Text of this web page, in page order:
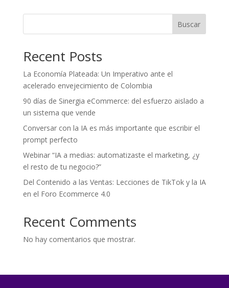
Buscar
Recent Posts
La Economía Plateada: Un Imperativo ante el
acelerado envejecimiento de Colombia
90 días de Sinergia eCommerce: del esfuerzo aislado a
un sistema que vende
Conversar con la IA es más importante que escribir el
prompt perfecto
Webinar “IA a medias: automatizaste el marketing, ¿y
el resto de tu negocio?”
Del Contenido a las Ventas: Lecciones de TikTok y la IA
en el Foro Ecommerce 4.0
Recent Comments
No hay comentarios que mostrar.